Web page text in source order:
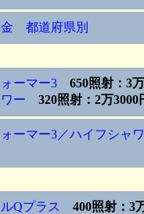
金 都道府県別
ォーマー3 650照射：3
ワー 320照射：2万3000
ォーマー3／ハイフシャ
ルQプラス 400照射：3